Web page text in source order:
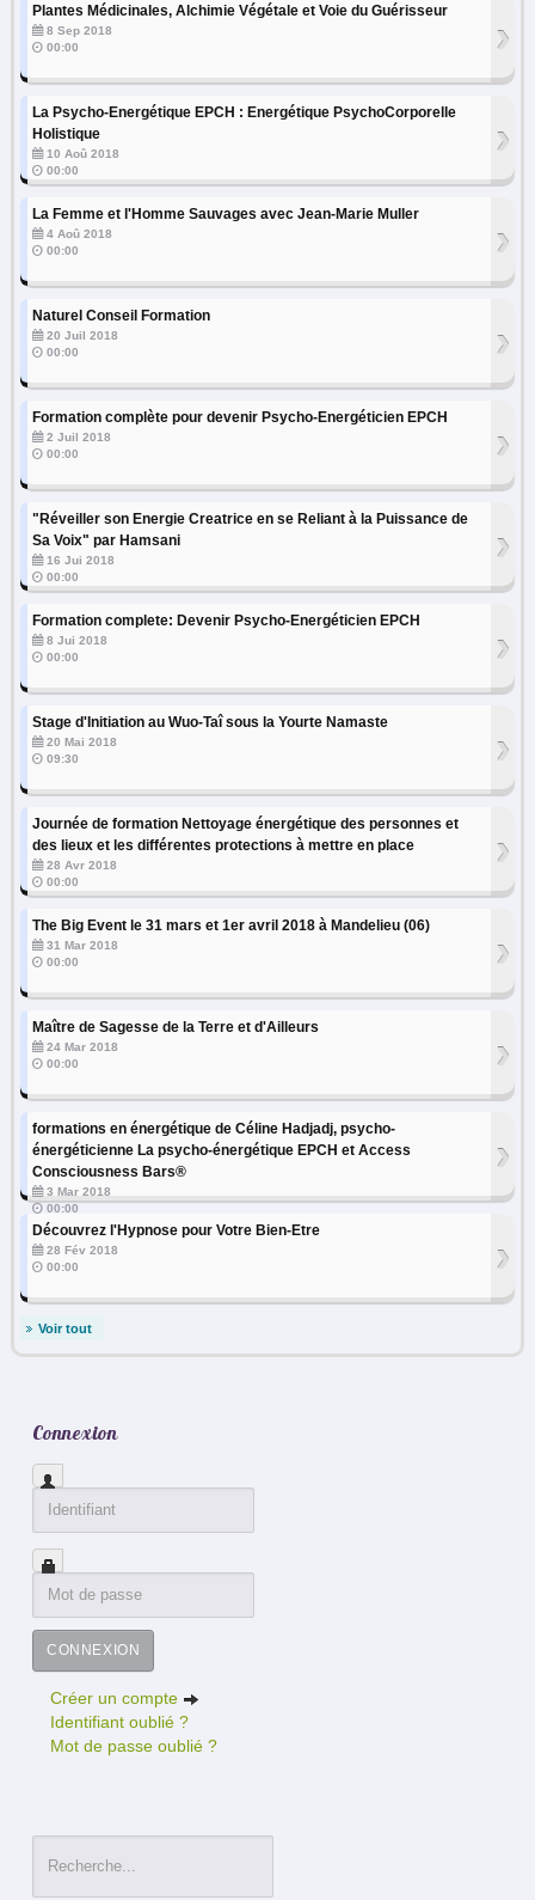
Plantes Médicinales, Alchimie Végétale et Voie du Guérisseur
8 Sep 2018
00:00
›
La Psycho-Energétique EPCH : Energétique PsychoCorporelle
Holistique
10 Aoû 2018
00:00
›
La Femme et l'Homme Sauvages avec Jean-Marie Muller
4 Aoû 2018
00:00
›
Naturel Conseil Formation
20 Juil 2018
00:00
›
Formation complète pour devenir Psycho-Energéticien EPCH
2 Juil 2018
00:00
›
"Réveiller son Energie Creatrice en se Reliant à la Puissance de
Sa Voix" par Hamsani
16 Jui 2018
00:00
›
Formation complete: Devenir Psycho-Energéticien EPCH
8 Jui 2018
00:00
›
Stage d'Initiation au Wuo-Taî sous la Yourte Namaste
20 Mai 2018
09:30
›
Journée de formation Nettoyage énergétique des personnes et
des lieux et les différentes protections à mettre en place
28 Avr 2018
00:00
›
The Big Event le 31 mars et 1er avril 2018 à Mandelieu (06)
31 Mar 2018
00:00
›
Maître de Sagesse de la Terre et d'Ailleurs
24 Mar 2018
00:00
›
formations en énergétique de Céline Hadjadj, psycho-
énergéticienne La psycho-énergétique EPCH et Access
Consciousness Bars®
3 Mar 2018
00:00
›
Découvrez l'Hypnose pour Votre Bien-Etre
28 Fév 2018
00:00
›
Voir tout
Connexion
CONNEXION
Créer un compte
Identifiant oublié ?
Mot de passe oublié ?